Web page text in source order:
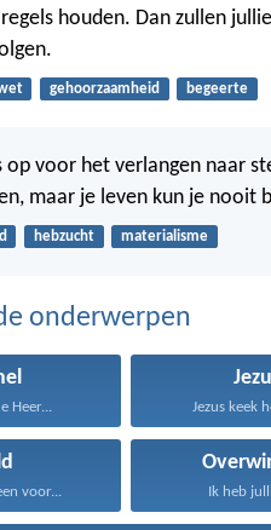
houden. Dan zullen
gehoorzaamheid begeerte
op voor het verlangen naar
maar je leven kun je nooit
hebzucht materialisme
onderwerpen
Heer... Jezus keek
voor... Ik heb